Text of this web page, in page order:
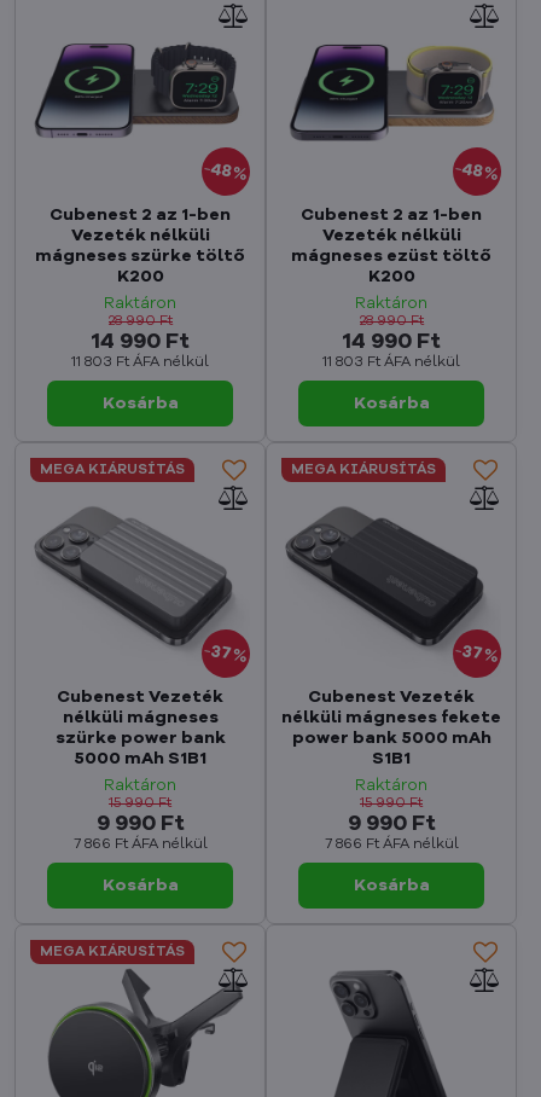
48%
Cubenest 2 az 1-ben
Vezeték nélküli
mágneses szürke töltő
K200
Raktáron
14 990 Ft
11 803 Ft ÁFA nélkül
28 990 Ft
Kosárba
48%
Cubenest 2 az 1-ben
Vezeték nélküli
mágneses ezüst töltő
K200
Raktáron
14 990 Ft
11 803 Ft ÁFA nélkül
28 990 Ft
Kosárba
37%
MEGA KIÁRUSÍTÁS
Cubenest Vezeték
nélküli mágneses
szürke power bank
5000 mAh S1B1
Raktáron
9 990 Ft
7 866 Ft ÁFA nélkül
15 990 Ft
Kosárba
37%
MEGA KIÁRUSÍTÁS
Cubenest Vezeték
nélküli mágneses fekete
power bank 5000 mAh
S1B1
Raktáron
9 990 Ft
7 866 Ft ÁFA nélkül
15 990 Ft
Kosárba
MEGA KIÁRUSÍTÁS